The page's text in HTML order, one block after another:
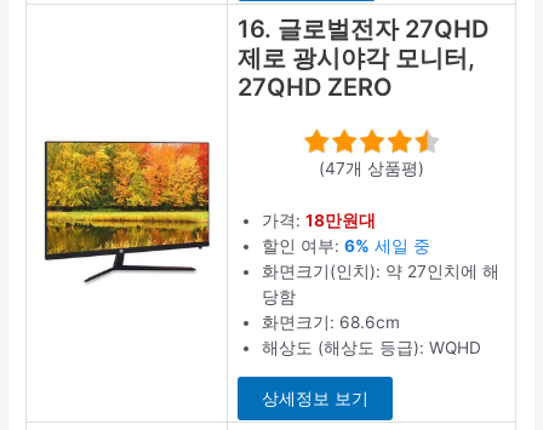
16. 글로벌전자 27QHD
제로 광시야각 모니터,
27QHD ZERO
(47개 상품평)
가격:18만원대
할인 여부:6% 세일 중
화면크기(인치): 약 27인치에 해
당함
화면크기: 68.6cm
해상도 (해상도 등급): WQHD
상세정보 보기